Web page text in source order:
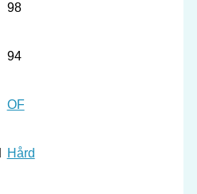
98
94
OF
Hård